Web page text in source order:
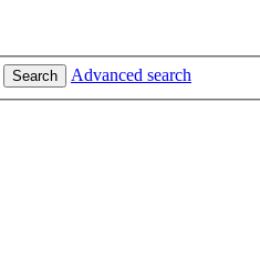
Search Advanced search